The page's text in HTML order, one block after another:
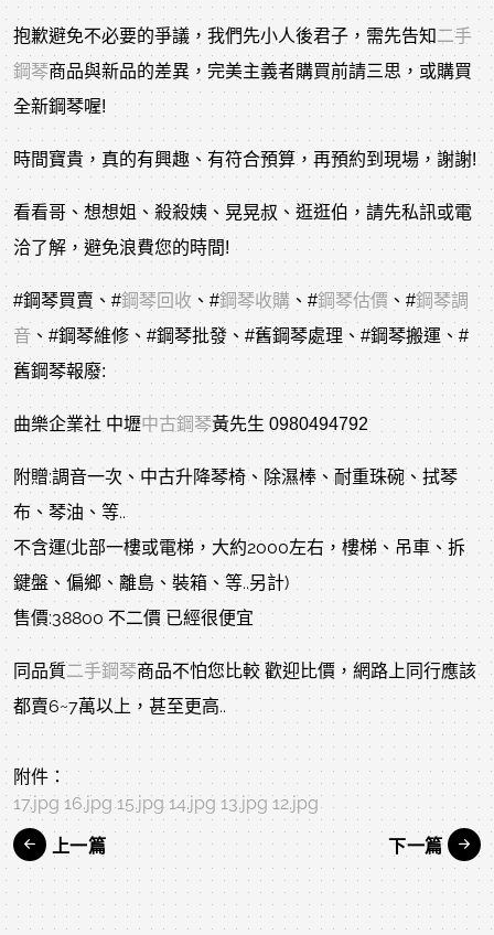
抱歉避免不必要的爭議，我們先小人後君子，需先告知二手
鋼琴商品與新品的差異，完美主義者購買前請三思，或購買
全新鋼琴喔!
時間寶貴，真的有興趣、有符合預算，再預約到現場，謝謝!
看看哥、想想姐、殺殺姨、晃晃叔、逛逛伯，請先私訊或電
洽了解，避免浪費您的時間!
#鋼琴買賣 、 #鋼琴回收 、 #鋼琴收購 、 #鋼琴估價 、 #鋼琴調
音 、 #鋼琴維修 、 #鋼琴批發 、 #舊鋼琴處理、#鋼琴搬運、#
舊鋼琴報廢:
曲樂企業社 中壢中古鋼琴黃先生 0980494792
附贈:調音一次、中古升降琴椅、除濕棒、耐重珠碗、拭琴
布、琴油、等..
不含運(北部一樓或電梯，大約2000左右，樓梯、吊車、拆
鍵盤、偏鄉、離島、裝箱、等..另計)
售價:38800 不二價 已經很便宜
同品質二手鋼琴商品不怕您比較 歡迎比價，網路上同行應該
都賣6~7萬以上，甚至更高..
附件：
17.jpg 16.jpg 15.jpg 14.jpg 13.jpg 12.jpg
上一篇 下一篇